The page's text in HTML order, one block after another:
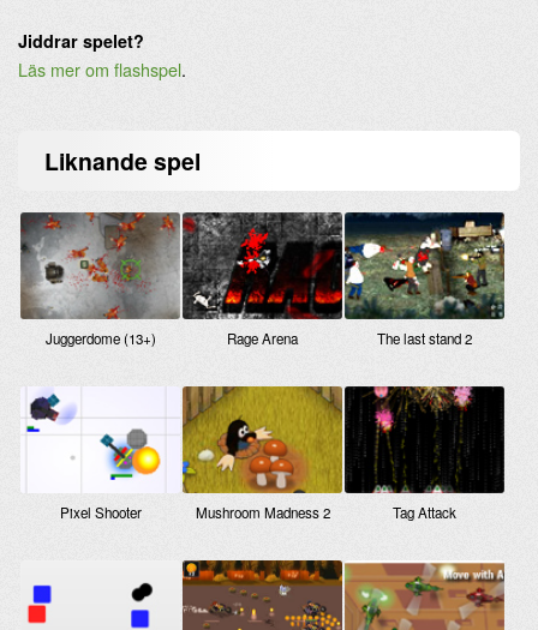
Jiddrar spelet?
Läs mer om flashspel.
Liknandespel
Juggerdome (13+) Rage Arena The last stand 2
Pixel Shooter Mushroom Madness 2 Tag Attack